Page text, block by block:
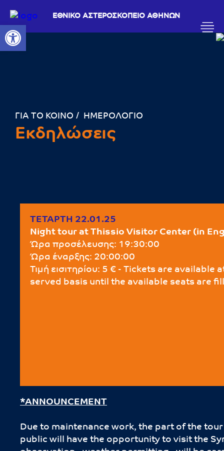
Ανοίξτε τη γραμμή εργαλείων
ΕΘΝΙΚΟ ΑΣΤΕΡΟΣΚΟΠΕΙΟ ΑΘΗΝΩΝ
ΓΙΑ ΤΟ ΚΟΙΝΟ ΗΜΕΡΟΛΟΓΙΟ
Εκδηλώσεις
ΤΕΤΆΡΤΗ 22.01.25
Night tour at Thissio Visitor Center (in
Ώρα προσέλευσης: 19:30:00
Ώρα έναρξης: 20:00:00
Τιμή εισιτηρίου: 5 € - Tickets are
served basis until the available seats are
*ANNOUNCEMENT
Due to maintenance work, the part of the
public will have the opportunity to visit the